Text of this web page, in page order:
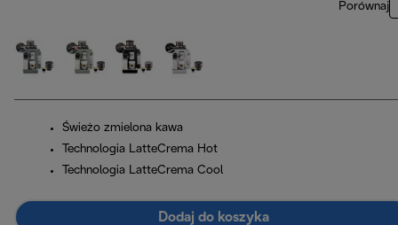
Porównaj
Świeżo zmielona kawa
Technologia LatteCrema Hot
Technologia LatteCrema Cool
Dodaj do koszyka